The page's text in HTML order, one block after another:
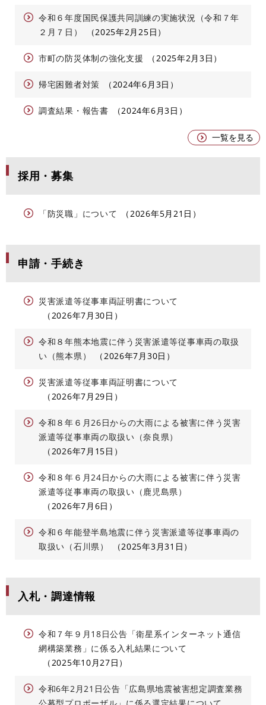
令和６年度国民保護共同訓練の実施状況（令和７年
２月７日）
2025年2月25日
市町の防災体制の強化支援 2025年2月3日
帰宅困難者対策 2024年6月3日
調査結果・報告書 2024年6月3日
一覧を見る
採用・募集
「防災職」について 2026年5月21日
申請・手続き
災害派遣等従事車両証明書について
2026年7月30日
令和８年熊本地震に伴う災害派遣等従事車両の取扱
い（熊本県）
2026年7月30日
災害派遣等従事車両証明書について
2026年7月29日
令和８年６月26日からの大雨による被害に伴う災害
派遣等従事車両の取扱い（奈良県）
2026年7月15日
令和８年６月24日からの大雨による被害に伴う災害
派遣等従事車両の取扱い（鹿児島県）
2026年7月6日
令和６年能登半島地震に伴う災害派遣等従事車両の
取扱い（石川県）
2025年3月31日
入札・調達情報
令和７年９月18日公告「衛星系インターネット通信
網構築業務」に係る入札結果について
2025年10月27日
令和6年2月21日公告「広島県地震被害想定調査業務